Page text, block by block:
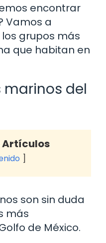
encontrar
Vamos a
grupos más
que habitan en
marinos del
Artículos
son sin duda
más
de México.